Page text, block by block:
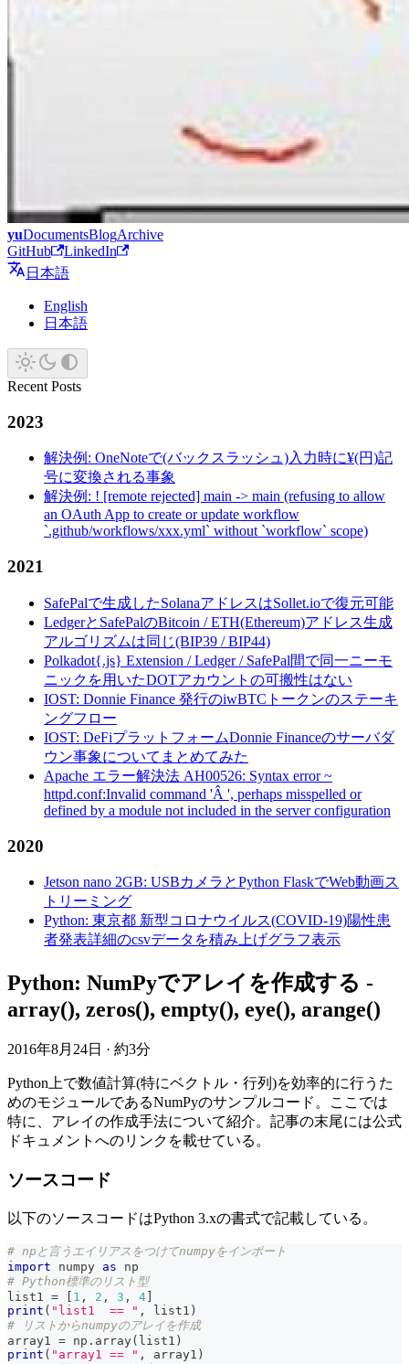
yuDocumentsBlogArchive
GitHub
LinkedIn
日本語
English
日本語
Recent Posts
2023
解決例: OneNoteで(バックスラッシュ)入力時に¥(円)記
号に変換される事象
解決例: ! [remote rejected] main -> main (refusing to allow
an OAuth App to create or update workflow
`.github/workflows/xxx.yml` without `workflow` scope)
2021
SafePalで生成したSolanaアドレスはSollet.ioで復元可能
LedgerとSafePalのBitcoin / ETH(Ethereum)アドレス生成
アルゴリズムは同じ(BIP39 / BIP44)
Polkadot{.js} Extension / Ledger / SafePal間で同一ニーモ
ニックを用いたDOTアカウントの可搬性はない
IOST: Donnie Finance 発行のiwBTCトークンのステーキ
ングフロー
IOST: DeFiプラットフォームDonnie Financeのサーバダ
ウン事象についてまとめてみた
Apache エラー解決法 AH00526: Syntax error ~
httpd.conf:Invalid command 'Â ', perhaps misspelled or
defined by a module not included in the server configuration
2020
Jetson nano 2GB: USBカメラとPython FlaskでWeb動画ス
トリーミング
Python: 東京都 新型コロナウイルス(COVID-19)陽性患
者発表詳細のcsvデータを積み上げグラフ表示
Python: NumPyでアレイを作成する -
array(), zeros(), empty(), eye(), arange()
2016年8月24日 · 約3分
Python上で数値計算(特にベクトル・行列)を効率的に行うた
めのモジュールであるNumPyのサンプルコード。ここでは
特に、アレイの作成手法について紹介。記事の末尾には公式
ドキュメントへのリンクを載せている。
ソースコード
以下のソースコードはPython 3.xの書式で記載している。
# npと言うエイリアスをつけてnumpyをインポート
import numpy as np
# Python標準のリスト型
list1 = [ 1 , 2 , 3 , 4]
print ( "list1  == " , list1 )
# リストからnumpyのアレイを作成
array1 = np . array( list1 )
print ( "array1 == " , array1 )